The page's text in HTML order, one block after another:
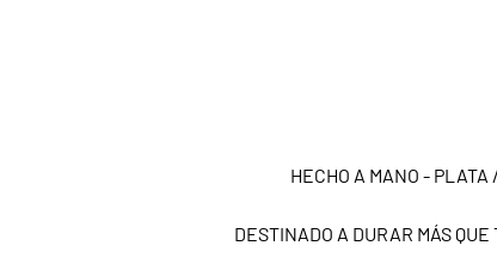
HECHO A MANO - PLATA
DESTINADO A DURAR MÁS QUE